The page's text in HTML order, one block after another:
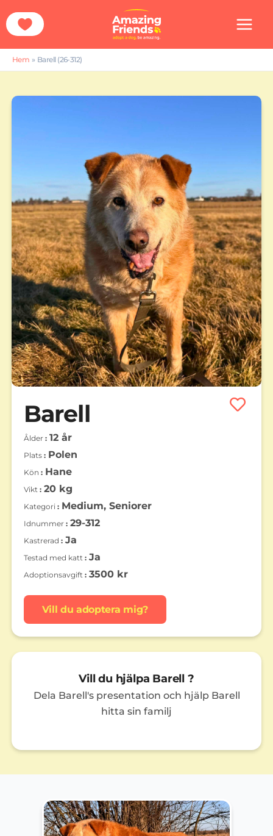
till
Hem Barell (26-312)
Barell
Ålder 12 år
Plats Polen
Kön Hane
Vikt 20 kg
Kategori Medium, Seniorer
Idnummer 29-312
Kastrerad Ja
Testad med katt Ja
Adoptionsavgift 3500 kr
Vill du adoptera mig?
Vill du hjälpa Barell ?
Dela Barell's presentation och hjälp Barell
hitta sin familj